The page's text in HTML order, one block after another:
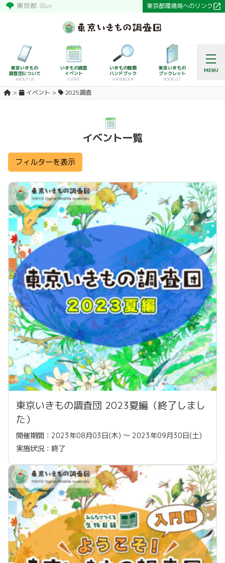
東京都環境局へのリンク
MENU
東京いきもの
調査団について
ABOUT US
いきもの調査
イベント
EVENT
いきもの観察
ハンドブック
HANDBOOK
東京いきもの
ブックレット
BOOKLET
イベント 2025調査
イベント一覧
フィルターを表示
東京いきもの調査団 2023夏編（終了しまし
た）
開催期間：2023年08月03日(木) 〜 2023年09月30日(土)
実施状況：終了